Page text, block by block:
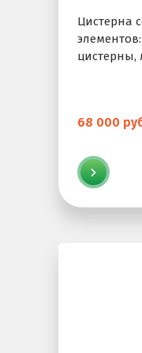
Цистерна
цистерны,
68 000